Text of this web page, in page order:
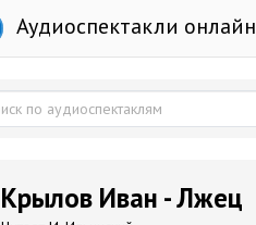
Аудиоспектакли онлайн
Крылов Иван - Лжец